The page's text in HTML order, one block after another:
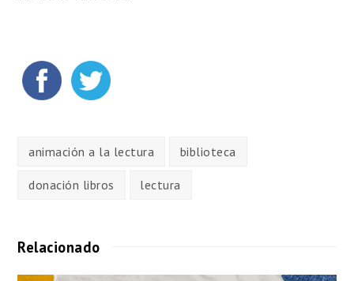
animación a la lectura biblioteca
donación libros lectura
Relacionado